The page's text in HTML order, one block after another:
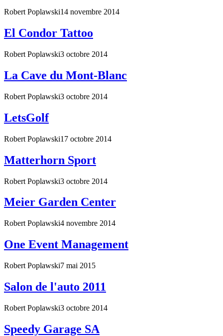
Robert Poplawski14 novembre 2014
El Condor Tattoo
Robert Poplawski3 octobre 2014
La Cave du Mont-Blanc
Robert Poplawski3 octobre 2014
LetsGolf
Robert Poplawski17 octobre 2014
Matterhorn Sport
Robert Poplawski3 octobre 2014
Meier Garden Center
Robert Poplawski4 novembre 2014
One Event Management
Robert Poplawski7 mai 2015
Salon de l'auto 2011
Robert Poplawski3 octobre 2014
Speedy Garage SA